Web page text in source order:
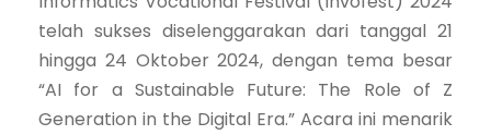
telah sukses diselenggarakan dari tanggal 21
hingga 24 Oktober 2024, dengan tema besar
“AI for a Sustainable Future: The Role of Z
Generation in the Digital Era.” Acara ini menarik